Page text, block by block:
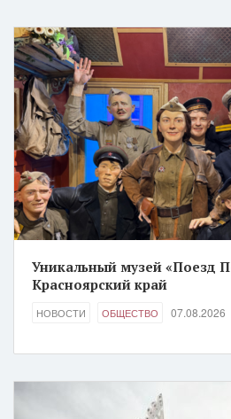
Уникальный музей «Поезд
Красноярский край
НОВОСТИ ОБЩЕСТВО 07.08.2026